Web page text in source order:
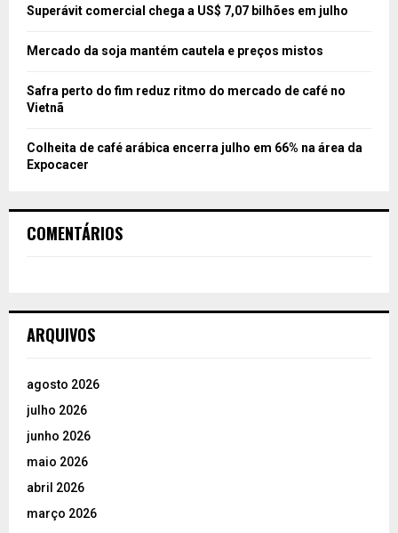
Superávit comercial chega a US$ 7,07 bilhões em julho
Mercado da soja mantém cautela e preços mistos
Safra perto do fim reduz ritmo do mercado de café no
Vietnã
Colheita de café arábica encerra julho em 66% na área da
Expocacer
COMENTÁRIOS
ARQUIVOS
agosto 2026
julho 2026
junho 2026
maio 2026
abril 2026
março 2026